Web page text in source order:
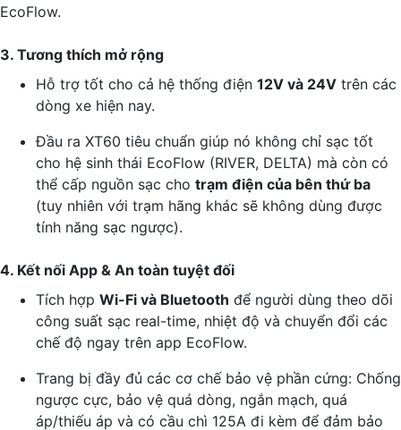
EcoFlow.
3. Tương thích mở rộng
Hỗ trợ tốt cho cả hệ thống điện 12V và 24V trên các
dòng xe hiện nay.
Đầu ra XT60 tiêu chuẩn giúp nó không chỉ sạc tốt
cho hệ sinh thái EcoFlow (RIVER, DELTA) mà còn có
thể cấp nguồn sạc cho trạm điện của bên thứ ba
(tuy nhiên với trạm hãng khác sẽ không dùng được
tính năng sạc ngược).
4. Kết nối App & An toàn tuyệt đối
Tích hợp Wi-Fi và Bluetooth để người dùng theo dõi
công suất sạc real-time, nhiệt độ và chuyển đổi các
chế độ ngay trên app EcoFlow.
Trang bị đầy đủ các cơ chế bảo vệ phần cứng: Chống
ngược cực, bảo vệ quá dòng, ngắn mạch, quá
áp/thiếu áp và có cầu chì 125A đi kèm để đảm bảo